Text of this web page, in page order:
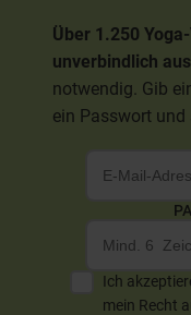
Über 1.250
unverbindlich
notwendig. Gib
ein Passwort
Ich
mein Recht